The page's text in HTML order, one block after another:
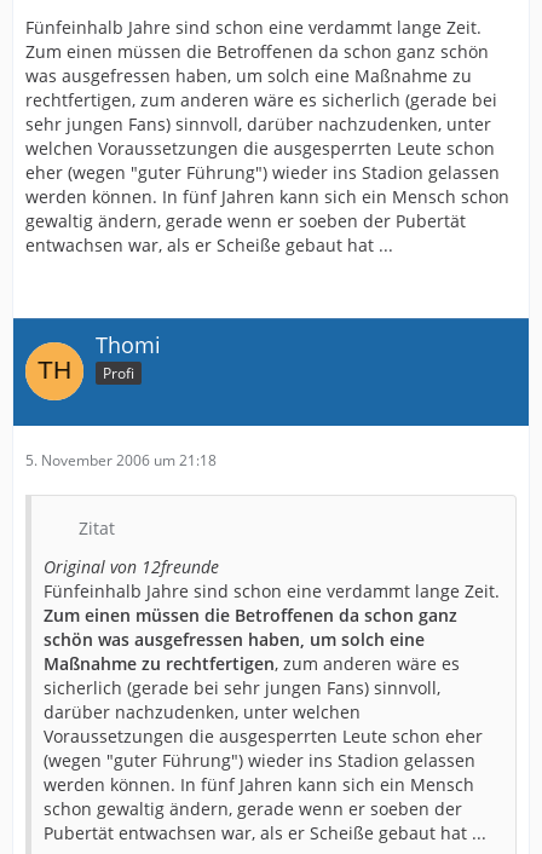
der Eintracht Frankfurt Fussball AG zur Folge haben
kann, sofern es die nächste Zeit nicht eine letzte
Annäherung gibt, bei der man die Situation zu
entspannen versucht. Bei den Betroffenen Personen
handelt es sich zum Großteil um jene Leute, die noch
vor kurzer Zeit Unmengen an Zeit und Geld geopfert
hatten um u.A. für das Pokal-Halbfinale gegen Bielefeld
oder das Finale in Berlin einen würdigen Rahmen in
Form von riesigen Choreographien zu erschaffen.
Wir sind durchaus bereit, auch in unserem Verhalten
um der Eintrachtfangemeinschaft beiwohnen zu dürfen.
Nach langem Überlegen sind wir zu der Entscheidung
gekommen, dass die Ultras Frankfurt 1997 vorerst im
Stadion nicht mehr als Gruppe aktiv sein werden. Das
heißt nicht, dass keine Mitglieder der Gruppe, oder
Untergruppen, die dem Kollektiv Ultras Frankfurt
1997 gibt aber vorerst jegliche Verantwortung als
Verband der Ultra’-orientierten Gruppen in Frankfurt,
Die Stadionverbote die es am Anfang der Saison gab,
gründen im Wesentlichen auf 2 Vorfällen.
Zum einen erhielten über 30 Personen, die beim
Ligaspiel in Köln (März 2006) vor dem Spiel in der
Innenstadt festgenommen wurden ein Stadionverbot
über 3,5 Jahre, wenngleich selbst die Polizei einräumte,
dass es nur zu „kleineren Sachbeschädigungen“ kam,
welche nicht zwingend von eben dieser
Personengruppe gekommen sein müssen, da sich noch
zahlreiche andere Kleingruppen in unmittelbarer
Umgebung durch die Innenstadt bewegten.
Fünfeinhalb Jahre sind schon eine verdammt lange Zeit.
Zum einen müssen die Betroffenen da schon ganz schön
was ausgefressen haben, um solch eine Maßnahme zu
rechtfertigen, zum anderen wäre es sicherlich (gerade bei
sehr jungen Fans) sinnvoll, darüber nachzudenken, unter
welchen Voraussetzungen die ausgesperrten Leute schon
eher (wegen "guter Führung") wieder ins Stadion gelassen
werden können. In fünf Jahren kann sich ein Mensch schon
gewaltig ändern, gerade wenn er soeben der Pubertät
entwachsen war, als er Scheiße gebaut hat ...
Thomi
Profi
5. November 2006 um 21:18
Zitat
Original von 12freunde
Fünfeinhalb Jahre sind schon eine verdammt lange Zeit.
Zum einen müssen die Betroffenen da schon ganz
schön was ausgefressen haben, um solch eine
Maßnahme zu rechtfertigen, zum anderen wäre es
sicherlich (gerade bei sehr jungen Fans) sinnvoll,
darüber nachzudenken, unter welchen
Voraussetzungen die ausgesperrten Leute schon eher
(wegen "guter Führung") wieder ins Stadion gelassen
werden können. In fünf Jahren kann sich ein Mensch
schon gewaltig ändern, gerade wenn er soeben der
Pubertät entwachsen war, als er Scheiße gebaut hat ...